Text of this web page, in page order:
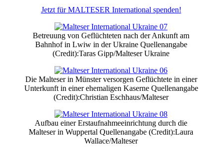
Jetzt für MALTESER International spenden!
Betreuung von Geflüchteten nach der Ankunft am
Bahnhof in Lwiw in der Ukraine Quellenangabe
(Credit):Taras Gipp/Malteser Ukraine
Die Malteser in Münster versorgen Geflüchtete in einer
Unterkunft in einer ehemaligen Kaserne Quellenangabe
(Credit):Christian Eschhaus/Malteser
Aufbau einer Erstaufnahmeeinrichtung durch die
Malteser in Wuppertal Quellenangabe (Credit):Laura
Wallace/Malteser